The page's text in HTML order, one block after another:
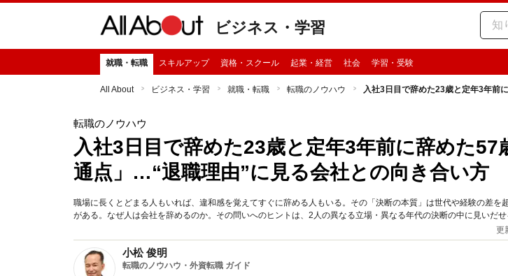
ビジネス・学習
就職・転職 スキルアップ 資格・スクール 起業・経営 社会 学習・受験
All About ビジネス・学習 就職・転職 転職のノウハウ 入社3日目で辞めた23歳と定年3年前
転職のノウハウ
入社3日目で辞めた23歳と定年3年前に辞めた57
通点」…“退職理由”に見る会社との向き合い方
職場に長くとどまる人もいれば、違和感を覚えてすぐに辞める人もいる。その「決断の本質」は世代や経験の差を
がある。なぜ人は会社を辞めるのか。その問いへのヒントは、2人の異なる立場・異なる年代の決断の中に見いだ
更
小松 俊明
転職のノウハウ・外資転職 ガイド